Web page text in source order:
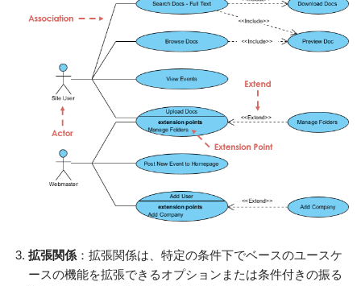
拡張関係 ：拡張関係は、特定の条件下でベースのユースケ
ースの機能を拡張できるオプションまたは条件付きの振る